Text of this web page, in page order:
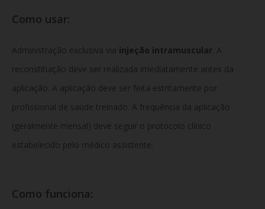
Como usar:
Administração exclusiva via injeção intramuscular . A
reconstituição deve ser realizada imediatamente antes da
aplicação. A aplicação deve ser feita estritamente por
profissional de saúde treinado. A frequência da aplicação
(geralmente mensal) deve seguir o protocolo clínico
estabelecido pelo médico assistente.
Como funciona: